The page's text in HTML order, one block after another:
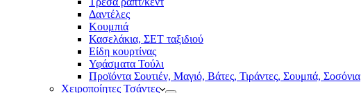
Δαντέλες
Κουμπιά
Κασελάκια, ΣΕΤ ταξιδιού
Είδη κουρτίνας
Υφάσματα Τούλι
Προϊόντα Σουτιέν, Μαγιό, Βάτες, Τιράντες, Σουμπά, Σοσόνια
Χειροποίητες Τσάντες